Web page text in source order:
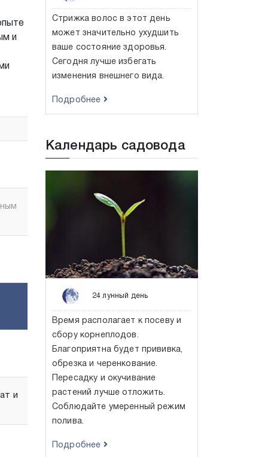
и
и
Стрижка волос в этот день
может значительно ухудшить
ваше состояние здоровья.
Сегодня лучше избегать
изменения внешнего вида.
Подробнее
Календарь садовода
24 лунный день
Время располагает к посеву и
сбору корнеплодов.
Благоприятна будет прививка,
обрезка и черенкование.
Пересадку и окучивание
растений лучше отложить.
Соблюдайте умеренный режим
полива.
Подробнее